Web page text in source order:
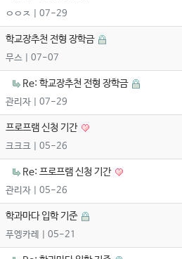
ㅇㅇㅈ | 07-29
학교장추천 전형 장학금
무스 | 07-07
Re: 학교장추천 전형 장학금
관리자 | 07-29
프로프램 신청 기간
크크크 | 05-26
Re: 프로프램 신청 기간
관리자 | 05-26
학과마다 입학 기준
푸엥카레 | 05-21